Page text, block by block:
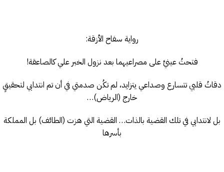
رواية سفاح الأزقة:
فتحتُ عينيَّ على مصراعيهما بعد نزول الخبر علي كالصاعقة!
دقاتُ قلبي تتسارع وصداعي يتزايد، لم تكُن صدمتي في أن تم انتدابي لتحقيقٍ
خارج (الرياض)…
بل لانتدابي في تلك القضية بالذات… القضية التي هزت (الطائف) بل المملكة
بأسرها